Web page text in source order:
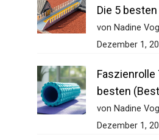
Die 5
von Nadine
Dezember 1,
Faszienrolle
besten
von Nadine
Dezember 1,